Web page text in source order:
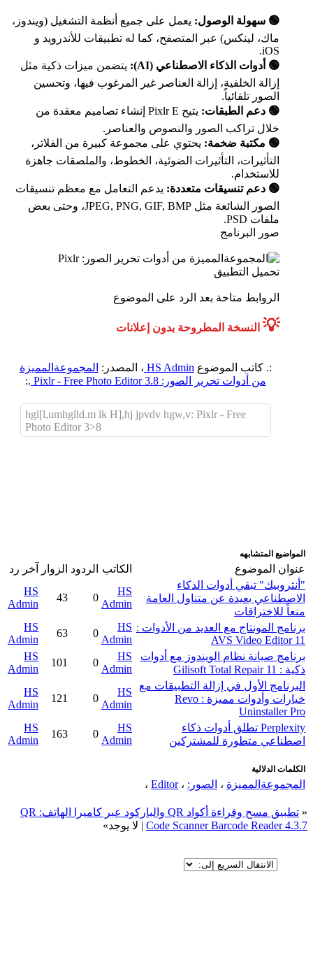
🟢 سهولة الوصول: يعمل على جميع أنظمة التشغيل (ويندوز،
ماك، لينكس) عبر المتصفح، كما له تطبيقات للأندرويد و
iOS.
🟢 أدوات الذكاء الاصطناعي (AI):
يتضمن ميزات ذكية مثل
إزالة الخلفية، إزالة العناصر غير المرغوب فيها، وتحسين
الصور تلقائياً.
🟢 دعم الطبقات:
يتيح Pixlr E إنشاء تصاميم معقدة من
خلال تراكب الصور والنصوص والعناصر.
🟢 مكتبة ضخمة: يحتوي على مجموعة كبيرة من الفلاتر،
التأثيرات، التأثيرات الضوئية، الخطوط، والملصقات جاهزة
للاستخدام.
🟢 دعم تنسيقات متعددة: يدعم التعامل مع معظم تنسيقات
الصور الشائعة مثل JPEG, PNG, GIF, BMP، وحتى بعض
ملفات PSD.
صور البرنامج
تحميل التطبيق
الروابط متاحة بعد الرد على الموضوع
💡 النسخة المطروحة بدون إعلانات
:. كاتب الموضوع HS Admin ، المصدر: المجموعةالمميزة
من أدوات تحرير الصور: Pixlr - Free Photo Editor 3.8
.:
hgl[l,umhglld.m lk H],hj jpvdv hgw,v: Pixlr - Free
Photo Editor 3>8
المواضيع المتشابهه
عنوان الموضوع الكاتب الردود الزوار
آخر رد
"أنثروبيك" تبقي أدوات الذكاء
الاصطناعي بعيدة عن متناول العامة
منعاً للاختراقات
HS
Admin
0
43
HS
Admin
برنامج المونتاج مع العديد من الأدوات :
AVS Video Editor 11
HS
Admin
0
63
HS
Admin
برنامج صيانة نظام الويندوز مع أدوات
ذكية : Gilisoft Total Repair 11
HS
Admin
0
101
HS
Admin
البرنامج الأول في إزالة التطبيقات مع
خيارات وأدوات مميزة : Revo
Uninstaller Pro
HS
Admin
0
121
HS
Admin
Perplexity تطلق أدوات ذكاء
اصطناعي متطورة للمشتركين
HS
Admin
0
163
HS
Admin
الكلمات الدلالية
المجموعةالمميزة ، الصور: ،Editor ،
«
تطبيق مسح وقراءة أكواد QR والباركود عبر كاميرا الهاتف: QR
Code Scanner Barcode Reader 4.3.7 | لا يوجد»